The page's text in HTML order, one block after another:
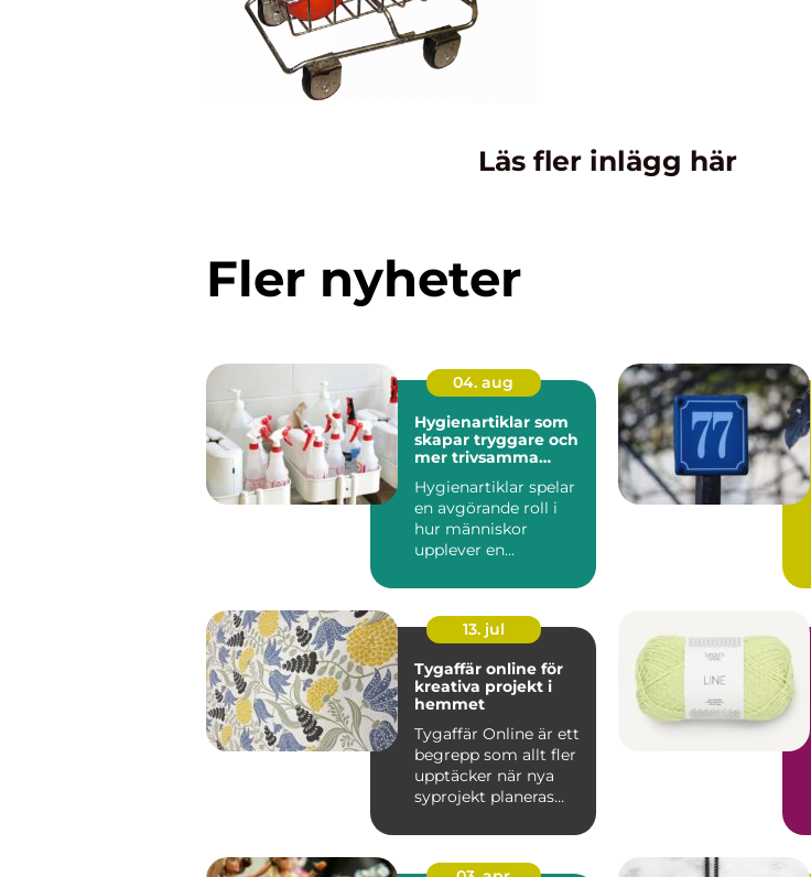
Läs fler inlägg här
Fler nyheter
04. aug
Hygienartiklar som
skapar tryggare och
mer trivsamma
Hygienartiklar spelar
en avgörande roll i
hur människor
upplever en
13. jul
Tygaffär online för
kreativa projekt i
hemmet
Tygaffär Online är ett
begrepp som allt fler
upptäcker när nya
syprojekt planeras
köksbord...